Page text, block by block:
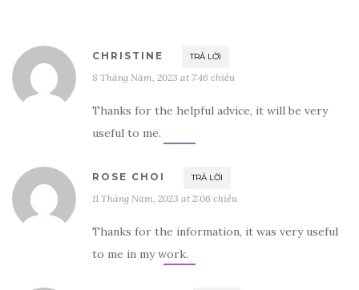
CHRISTINE TRẢ LỜI
8 Tháng Năm, 2023 at 7:46 chiều
Thanks for the helpful advice, it will be very
useful to me.
ROSE CHOI TRẢ LỜI
11 Tháng Năm, 2023 at 2:06 chiều
Thanks for the information, it was very useful
to me in my work.